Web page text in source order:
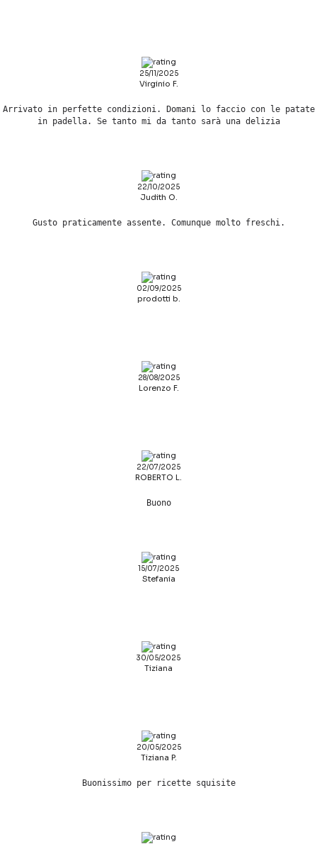
25/11/2025
Virginio F.
Arrivato in perfette condizioni. Domani lo faccio con le patate
in padella. Se tanto mi da tanto sarà una delizia
22/10/2025
Judith O.
Gusto praticamente assente. Comunque molto freschi.
02/09/2025
prodotti b.
28/08/2025
Lorenzo F.
22/07/2025
ROBERTO L.
Buono
15/07/2025
Stefania
30/05/2025
Tiziana
20/05/2025
Tiziana P.
Buonissimo per ricette squisite